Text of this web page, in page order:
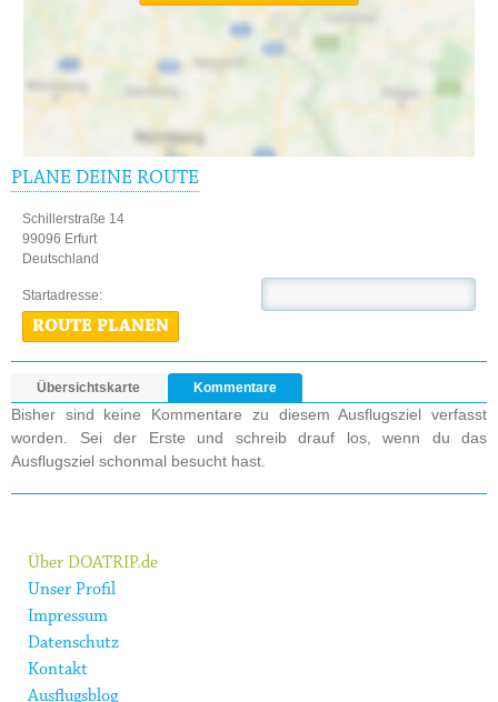
PLANE DEINE ROUTE
Schillerstraße 14
99096 Erfurt
Deutschland
Startadresse:
ROUTE PLANEN
Übersichtskarte Kommentare
Bisher sind keine Kommentare zu diesem Ausflugsziel verfasst
worden. Sei der Erste und schreib drauf los, wenn du das
Ausflugsziel schonmal besucht hast.
Über DOATRIP.de
Unser Profil
Impressum
Datenschutz
Kontakt
Ausflugsblog